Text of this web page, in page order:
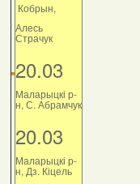
Кобрын,
Алесь
Страчук
20.03
Маларыцкі р-
н, С. Абрамчук
20.03
Маларыцкі р-
н, Дз. Кіцель